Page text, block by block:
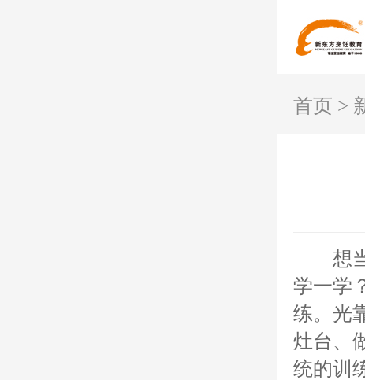
首页 >
想
学一学
练。光
灶台、
统的训